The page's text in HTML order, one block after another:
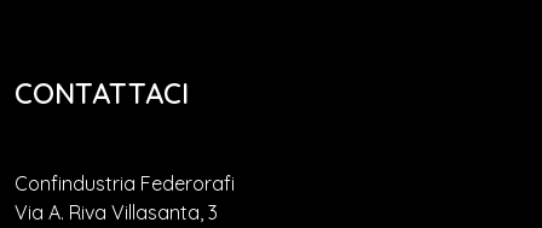
CONTATTACI
Confindustria Federorafi
Via A. Riva Villasanta, 3